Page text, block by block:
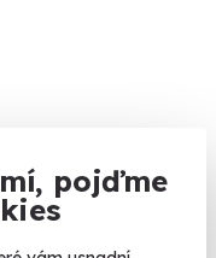
pojďme
kopuli